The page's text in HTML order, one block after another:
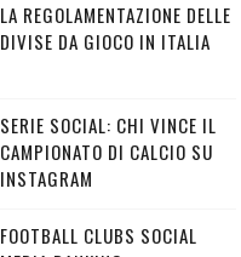
LA REGOLAMENTAZIONE DELLE
DIVISE DA GIOCO IN ITALIA
SERIE SOCIAL: CHI VINCE IL
CAMPIONATO DI CALCIO SU
INSTAGRAM
FOOTBALL CLUBS SOCIAL